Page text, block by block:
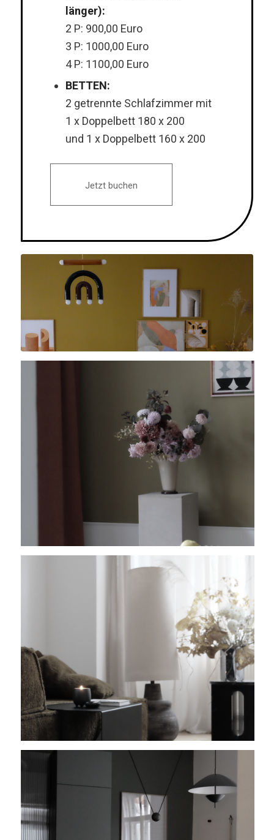
länger):
2 P: 900,00 Euro
3 P: 1000,00 Euro
4 P: 1100,00 Euro
BETTEN:
2 getrennte Schlafzimmer mit
1 x Doppelbett 180 x 200
und 1 x Doppelbett 160 x 200
Jetzt buchen